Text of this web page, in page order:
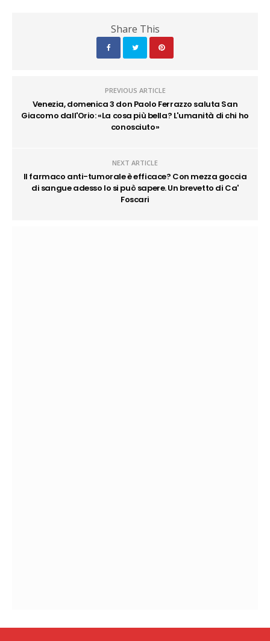
Share This
PREVIOUS ARTICLE
Venezia, domenica 3 don Paolo Ferrazzo saluta San
Giacomo dall'Orio: «La cosa più bella? L'umanità di chi ho
conosciuto»
NEXT ARTICLE
Il farmaco anti-tumorale è efficace? Con mezza goccia
di sangue adesso lo si può sapere. Un brevetto di Ca'
Foscari